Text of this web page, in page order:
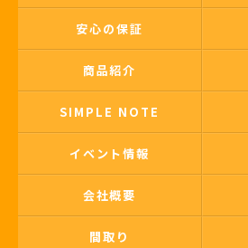
安心の保証
商品紹介
SIMPLE NOTE
イベント情報
会社概要
間取り